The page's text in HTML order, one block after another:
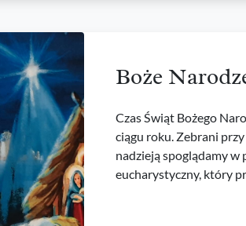
Boże
Czas Świąt Bożego
ciągu roku. Zebrani
nadzieją spoglądamy w
eucharystyczny, który